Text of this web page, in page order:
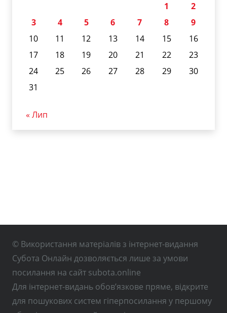
1
2
3
4 5 6 7 8
9
10
11 12 13 14 15
16
17
18 19 20 21 22
23
24
25 26 27 28 29
30
31
« Лип
© Використання матеріалів з інтернет-видання
Субота Онлайн дозволяється лише за умови
посилання на сайт subota.online
Для інтернет-видань обов’язкове пряме, відкрите
для пошукових систем гіперпосилання у першому